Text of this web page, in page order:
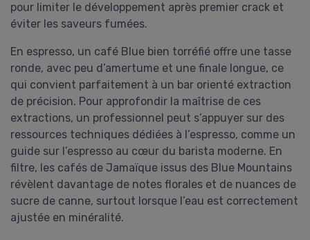
pour limiter le développement après premier crack et
éviter les saveurs fumées.
En espresso, un café Blue bien torréfié offre une tasse
ronde, avec peu d’amertume et une finale longue, ce
qui convient parfaitement à un bar orienté extraction
de précision. Pour approfondir la maîtrise de ces
extractions, un professionnel peut s’appuyer sur des
ressources techniques dédiées à l’espresso, comme un
guide sur l’espresso au cœur du barista moderne. En
filtre, les cafés de Jamaïque issus des Blue Mountains
révèlent davantage de notes florales et de nuances de
sucre de canne, surtout lorsque l’eau est correctement
ajustée en minéralité.